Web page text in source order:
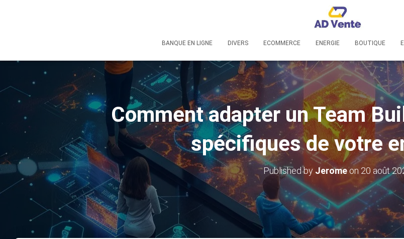
BANQUE EN LIGNE DIVERS ECOMMERCE ENERGIE BOUTIQUE
Comment adapter un Team
spécifiques de votre
Published by Jerome on 20 août